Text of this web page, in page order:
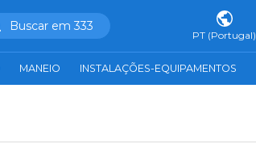
Buscar em 333
PT (Portugal)
MANEIO INSTALAÇÕES-EQUIPAMENTOS